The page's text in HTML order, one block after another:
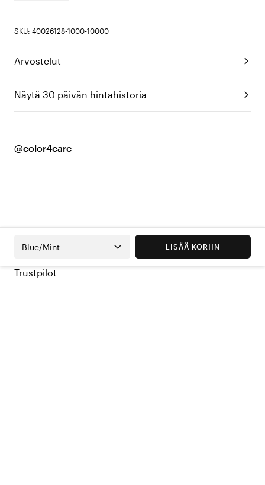
SKU: 40026128-1000-10000
Arvostelut
Näytä 30 päivän hintahistoria
@color4care
Blue/Mint LISÄÄ KORIIN
Trustpilot